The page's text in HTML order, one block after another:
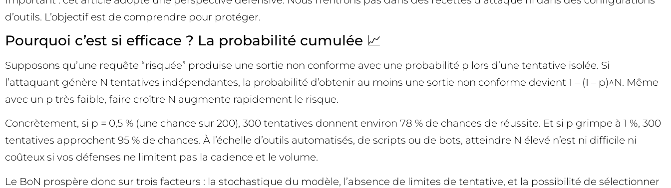
d’outils. L’objectif est de comprendre pour protéger.
Pourquoi c’est si efficace ? La probabilité cumulée 📈
Supposons qu’une requête “risquée” produise une sortie non conforme avec une probabilité p lors d’une tentative isolée. Si
l’attaquant génère N tentatives indépendantes, la probabilité d’obtenir au moins une sortie non conforme devient 1 – (1 – p)^N. Même
avec un p très faible, faire croître N augmente rapidement le risque.
Concrètement, si p = 0,5 % (une chance sur 200), 300 tentatives donnent environ 78 % de chances de réussite. Et si p grimpe à 1 %, 300
tentatives approchent 95 % de chances. À l’échelle d’outils automatisés, de scripts ou de bots, atteindre N élevé n’est ni difficile ni
coûteux si vos défenses ne limitent pas la cadence et le volume.
Le BoN prospère donc sur trois facteurs : la stochastique du modèle, l’absence de limites de tentative, et la possibilité de sélectionner